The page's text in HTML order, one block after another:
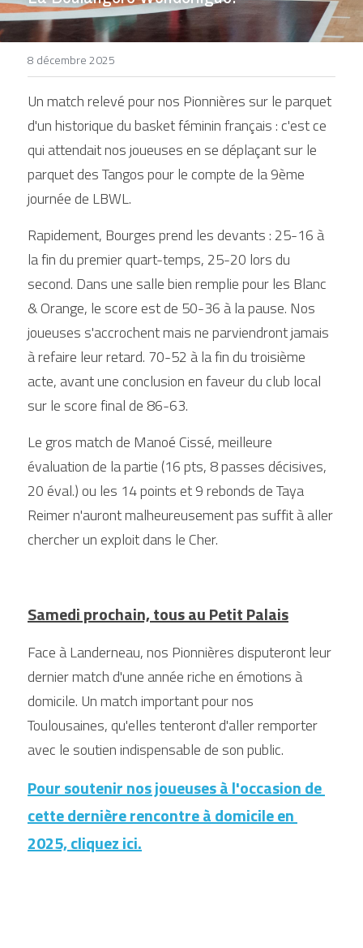
DEVENIR BÉNÉVOLE
8 décembre 2025
Un match relevé pour nos Pionnières sur le parquet
d'un historique du basket féminin français : c'est ce
qui attendait nos joueuses en se déplaçant sur le
parquet des Tangos pour le compte de la 9ème
journée de LBWL.
Rapidement, Bourges prend les devants : 25-16 à
la fin du premier quart-temps, 25-20 lors du
second. Dans une salle bien remplie pour les Blanc
& Orange, le score est de 50-36 à la pause. Nos
joueuses s'accrochent mais ne parviendront jamais
à refaire leur retard. 70-52 à la fin du troisième
acte, avant une conclusion en faveur du club local
sur le score final de 86-63.
Le gros match de Manoé Cissé, meilleure
évaluation de la partie (16 pts, 8 passes décisives,
20 éval.) ou les 14 points et 9 rebonds de Taya
Reimer n'auront malheureusement pas suffit à aller
chercher un exploit dans le Cher.
Samedi prochain, tous au Petit Palais
Face à Landerneau, nos Pionnières disputeront leur
dernier match d'une année riche en émotions à
domicile. Un match important pour nos
Toulousaines, qu'elles tenteront d'aller remporter
avec le soutien indispensable de son public.
Pour soutenir nos joueuses à l'occasion de
cette dernière rencontre à domicile en
2025, cliquez ici.